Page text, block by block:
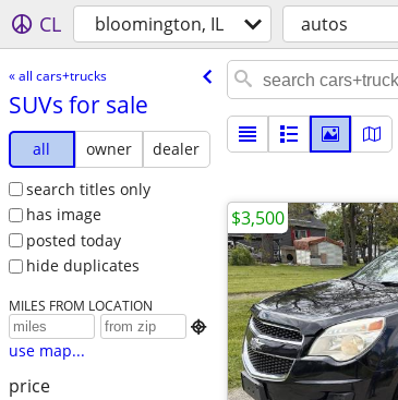
CL bloomington, IL autos
« all cars+trucks
SUVs for sale
all owner
dealer
search titles only
has image
posted today
hide duplicates
MILES FROM LOCATION

use map...
price
$3,500